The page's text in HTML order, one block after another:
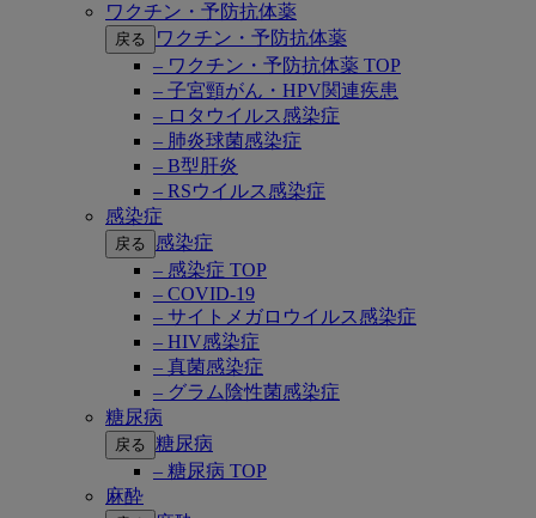
ワクチン・予防抗体薬
戻る
ワクチン・予防抗体薬
– ワクチン・予防抗体薬 TOP
– 子宮頸がん・HPV関連疾患
– ロタウイルス感染症
– 肺炎球菌感染症
– B型肝炎
– RSウイルス感染症
感染症
戻る
感染症
– 感染症 TOP
– COVID-19
– サイトメガロウイルス感染症
– HIV感染症
– 真菌感染症
– グラム陰性菌感染症
糖尿病
戻る 糖尿病
– 糖尿病 TOP
麻酔